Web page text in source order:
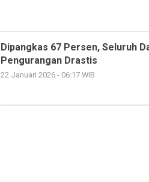
Dipangkas 67 Persen, Seluruh
Pengurangan Drastis
22 Januari 2026 - 06:17 WIB